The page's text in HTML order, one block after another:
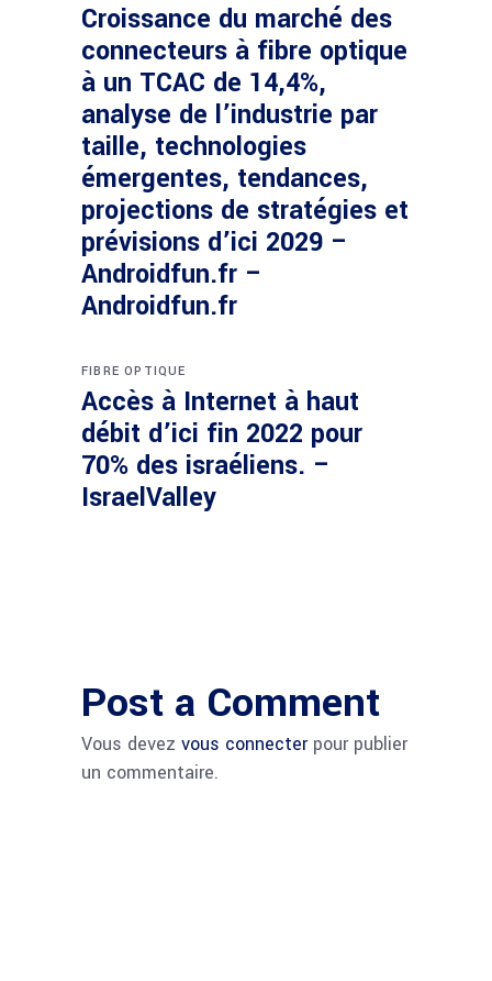
Croissance du marché des
connecteurs à fibre optique
à un TCAC de 14,4%,
analyse de l’industrie par
taille, technologies
émergentes, tendances,
projections de stratégies et
prévisions d’ici 2029 –
Androidfun.fr –
Androidfun.fr
FIBRE OPTIQUE
Accès à Internet à haut
débit d’ici fin 2022 pour
70% des israéliens. –
IsraelValley
Post a Comment
Vous devez vous connecterpour publier
un commentaire.